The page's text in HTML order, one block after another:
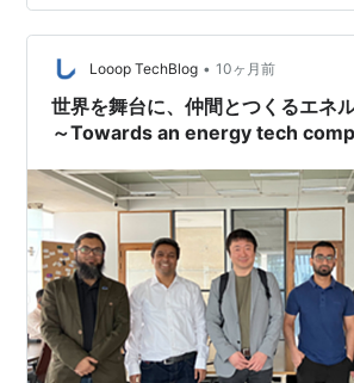
成しました！*1 この記事では、 なぜ全
全冠して何が変わったのか 全冠の意味
振り返ろうと思います！ 取得したAWS
を目指…
Looop TechBlog • 10ヶ月前
世界を舞台に、仲間とつくるエネ
～Towards an energy tech